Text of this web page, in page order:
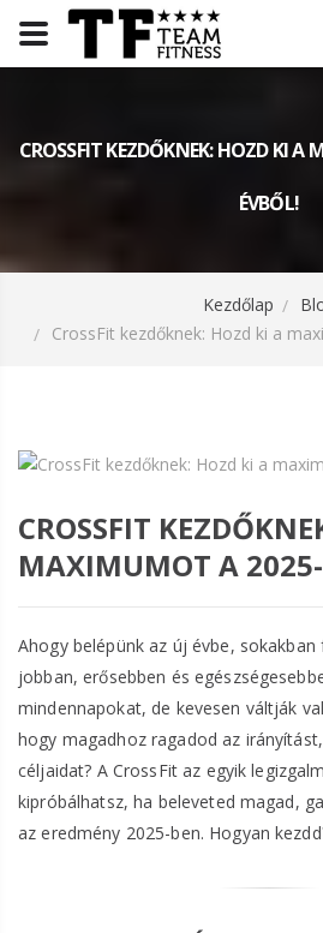
CROSSFIT KEZDŐKNEK: HOZD KI
ÉVBŐL!
Kezdőlap
CrossFit kezdőknek: Hozd ki a
CROSSFIT
MAXIMUMOT A 2025-
Ahogy belépünk az új évbe,
jobban, erősebben és
mindennapokat, de kevesen váltják
hogy magadhoz ragadod az
céljaidat? A CrossFit az egyik
kipróbálhatsz, ha beleveted magad,
az eredmény 2025-ben. Hogyan